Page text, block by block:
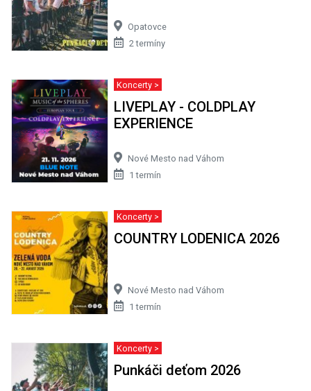
Opatovce
2 termíny
Koncerty >
LIVEPLAY - COLDPLAY
EXPERIENCE
Nové Mesto nad Váhom
1 termín
Koncerty >
COUNTRY LODENICA 2026
Nové Mesto nad Váhom
1 termín
Koncerty >
Punkáči deťom 2026